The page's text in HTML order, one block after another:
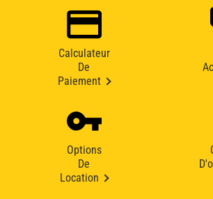
Calculateur
De
Paiement
Options
De
Location